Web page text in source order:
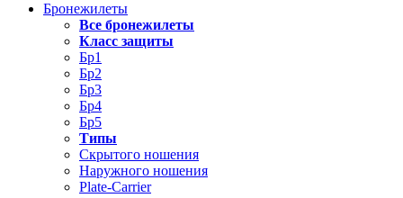
Бронежилеты
Все бронежилеты
Класс защиты
Бр1
Бр2
Бр3
Бр4
Бр5
Типы
Скрытого ношения
Наружного ношения
Plate-Carrier